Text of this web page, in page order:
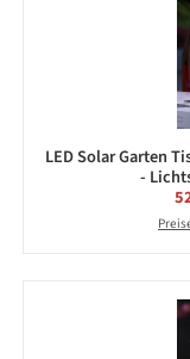
LED Solar Garten
-